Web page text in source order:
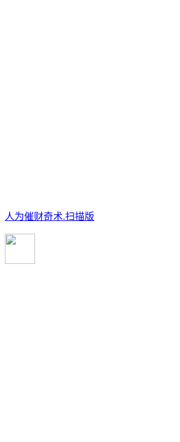
人为催财奇术.扫描版